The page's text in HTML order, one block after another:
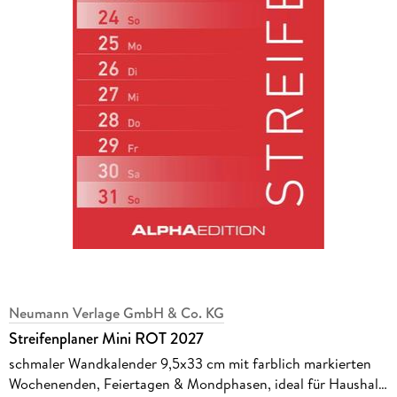
Neumann Verlage GmbH & Co. KG
Streifenplaner Mini ROT 2027
schmaler Wandkalender 9,5x33 cm mit farblich markierten
Wochenenden, Feiertagen & Mondphasen, ideal für Haushalt,